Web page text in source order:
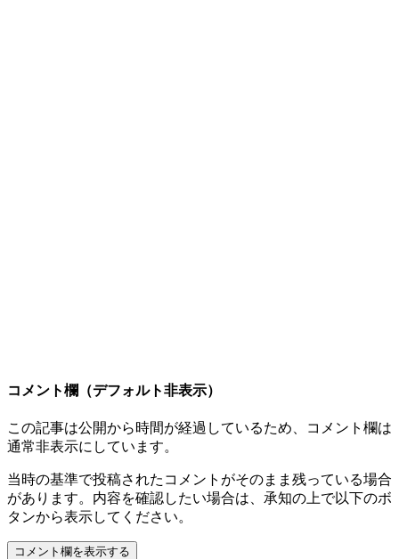
コメント欄（デフォルト非表示）
この記事は公開から時間が経過しているため、コメント欄は
通常非表示にしています。
当時の基準で投稿されたコメントがそのまま残っている場合
があります。内容を確認したい場合は、承知の上で以下のボ
タンから表示してください。
コメント欄を表示する